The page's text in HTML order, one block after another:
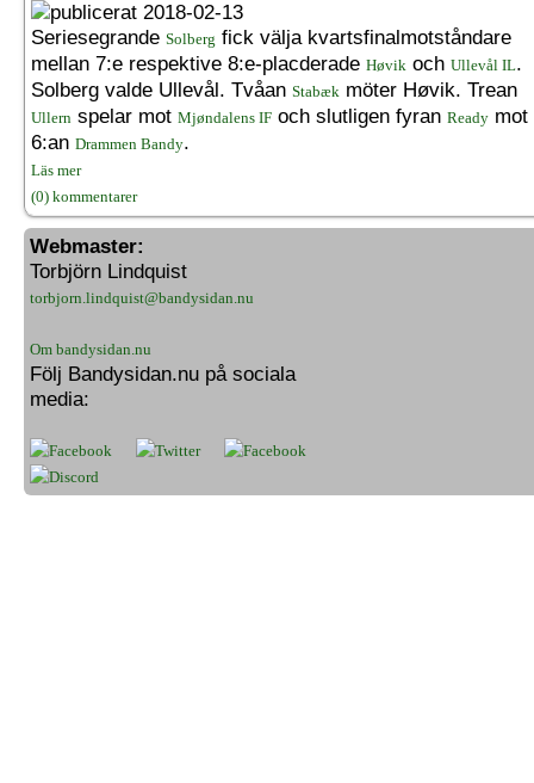
2018-02-13
Seriesegrande Solberg fick välja kvartsfinalmotståndare
mellan 7:e respektive 8:e-placderade Høvik och Ullevål IL.
Solberg valde Ullevål. Tvåan Stabæk möter Høvik. Trean
Ullern spelar mot Mjøndalens IF och slutligen fyran Ready mot
6:an Drammen Bandy.
Läs mer
(0) kommentarer
Webmaster:
Torbjörn Lindquist
torbjorn.lindquist@bandysidan.nu
Om bandysidan.nu
Följ Bandysidan.nu på sociala
media: